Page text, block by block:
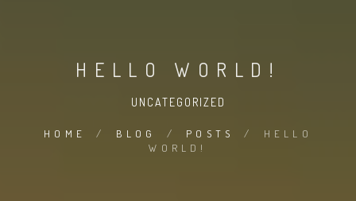
HELLO WORLD!
UNCATEGORIZED
HOME / BLOG / POSTS /
HELLO
WORLD!